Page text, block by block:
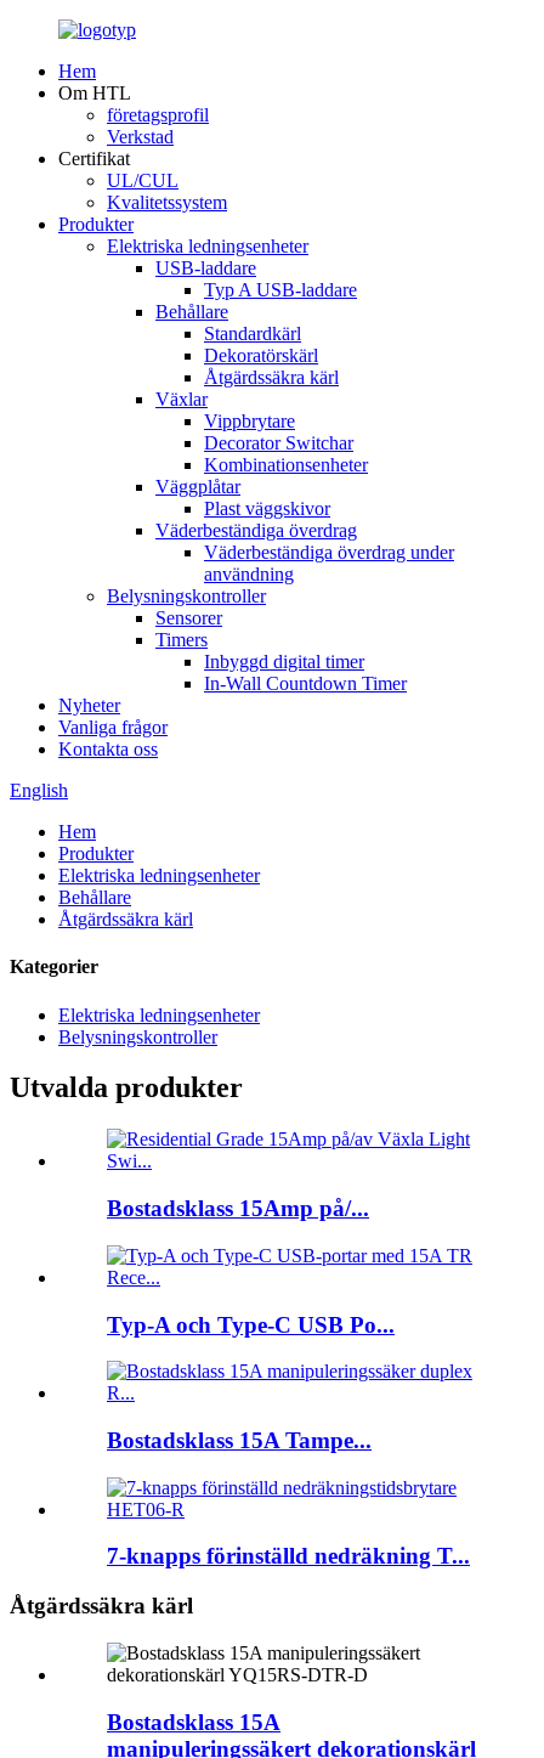
Hem
Om HTL
företagsprofil
Verkstad
Certifikat
UL/CUL
Kvalitetssystem
Produkter
Elektriska ledningsenheter
USB-laddare
Typ A USB-laddare
Behållare
Standardkärl
Dekoratörskärl
Åtgärdssäkra kärl
Växlar
Vippbrytare
Decorator Switchar
Kombinationsenheter
Väggplåtar
Plast väggskivor
Väderbeständiga överdrag
Väderbeständiga överdrag under
användning
Belysningskontroller
Sensorer
Timers
Inbyggd digital timer
In-Wall Countdown Timer
Nyheter
Vanliga frågor
Kontakta oss
English
Hem
Produkter
Elektriska ledningsenheter
Behållare
Åtgärdssäkra kärl
Kategorier
Elektriska ledningsenheter
Belysningskontroller
Utvalda produkter
Bostadsklass 15Amp på/...
Typ-A och Type-C USB Po...
Bostadsklass 15A Tampe...
7-knapps förinställd nedräkning T...
Åtgärdssäkra kärl
Bostadsklass 15A
manipuleringssäkert dekorationskärl